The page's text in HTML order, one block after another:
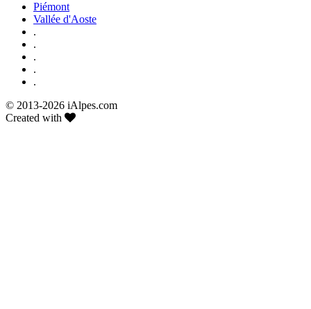
Piémont
Vallée d'Aoste
.
.
.
.
.
© 2013-2026 iAlpes.com
Created with